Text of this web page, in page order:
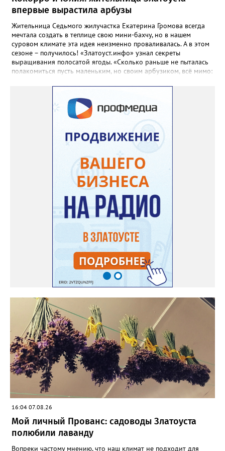
Ульяненко, специально для «Златоуст.инфо». Обсуждение
новости здесь ВКОНТАКТЕ https://vk.com/newszlatoust74
впервые вырастила арбузы
Жительница Седьмого жилучастка Екатерина Громова всегда
мечтала создать в теплице свою мини-бахчу, но в нашем
суровом климате эта идея неизменно проваливалась. А в этом
сезоне – получилось! «Златоуст.инфо» узнал секреты
выращивания полосатой ягоды. «Сколько раньше не пыталась
полакомиться пусть маленьким, но своим арбузиком, всё мимо:
«Златоуст.инфо» садовод. – В этом году посадила сорт так
называемых северных арбузов – «Юлия», а также «Коккоро»
(он жёлтый и, говорят, очень сладкий). Вот уже первый на пару
кило вызрел. Чтобы не оборвал плеть, подвешиваю своих
полосатиков в сетках из-под овощей или авоськах,
подкармливаю. Не терпится попробовать!». Опытные
бахчеводы из южных регионов в соцсетях посоветовали нашей
землячке: арбуз будет созревшим не раньше, чем с его кожуры
пропадет матовость (станет глянцевым). По срокам опыления
норма зрелости для «Коккоро» - не менее 42 дней от завязи
размером с грецкий орех. Екатерина выяснила у знающих
людей и причину своих неудач – её сеянцы не опылялись, и это
нужно было делать самостоятельно. «Мужской» цветочек для
этого прикладывают к «женскому» - тычинку к пестику. Фото:
Екатерина Громова, специально для «Златоуст.инфо».
Обсуждение новости здесь
ВКОНТАКТЕ https://vk.com/newszlatoust74
16:04 07.08.26
Мой личный Прованс: садоводы Златоуста
полюбили лаванду
Вопреки частому мнению, что наш климат не подходит для